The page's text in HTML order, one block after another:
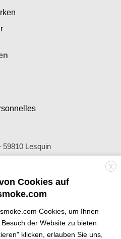
59810 Lesquin
est joignable par email
téléphone au 03 20 90 56 55 du
X
Cookies auf
Cookies, um Ihnen
der Website zu bieten.
klicken, erlauben Sie uns,